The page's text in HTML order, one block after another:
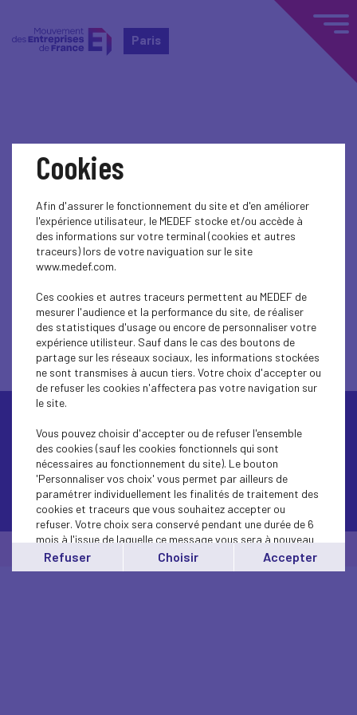
Paris
Actualités nationales
ECONOMY
Contactez-nous
Cookies
Afin d'assurer le fonctionnement du site et d'en améliorer
l'expérience utilisateur, le MEDEF stocke et/ou accède à
des informations sur votre terminal (cookies et autres
traceurs) lors de votre naviguation sur le site
www.medef.com.
Ces cookies et autres traceurs permettent au MEDEF de
mesurer l'audience et la performance du site, de réaliser
des statistiques d'usage ou encore de personnaliser votre
expérience utilisteur. Sauf dans le cas des boutons de
partage sur les réseaux sociaux, les informations stockées
ne sont transmises à aucun tiers. Votre choix d'accepter ou
de refuser les cookies n'affectera pas votre navigation sur
le site.
Vous pouvez choisir d'accepter ou de refuser l'ensemble
des cookies (sauf les cookies fonctionnels qui sont
nécessaires au fonctionnement du site). Le bouton
'Personnaliser vos choix' vous permet par ailleurs de
paramétrer individuellement les finalités de traitement des
cookies et traceurs que vous souhaitez accepter ou
refuser. Votre choix sera conservé pendant une durée de 6
mois à l'issue de laquelle ce message vous sera à nouveau
affiché..
Vous pouvez modifier votre choix à tout moment en
Refuser Choisir Accepter